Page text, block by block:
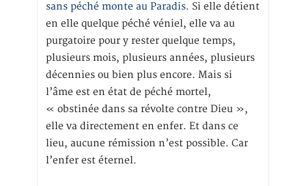
sans péché monte au Paradis. Si elle détient
en elle quelque péché véniel, elle va au
purgatoire pour y rester quelque temps,
plusieurs mois, plusieurs années, plusieurs
décennies ou bien plus encore. Mais si
l’âme est en état de péché mortel,
« obstinée dans sa révolte contre Dieu »,
elle va directement en enfer. Et dans ce
lieu, aucune rémission n’est possible. Car
l’enfer est éternel.